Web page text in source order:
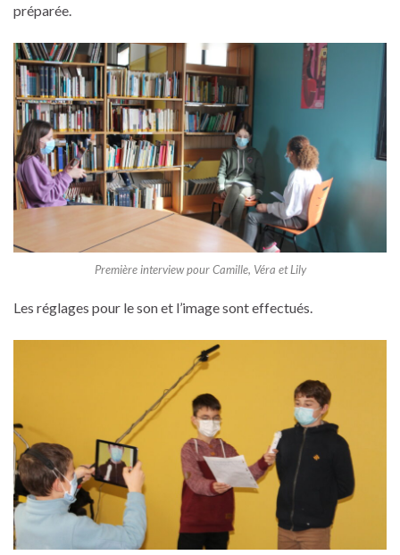
préparée.
Première interview pour Camille, Véra et Lily
Les réglages pour le son et l’image sont effectués.